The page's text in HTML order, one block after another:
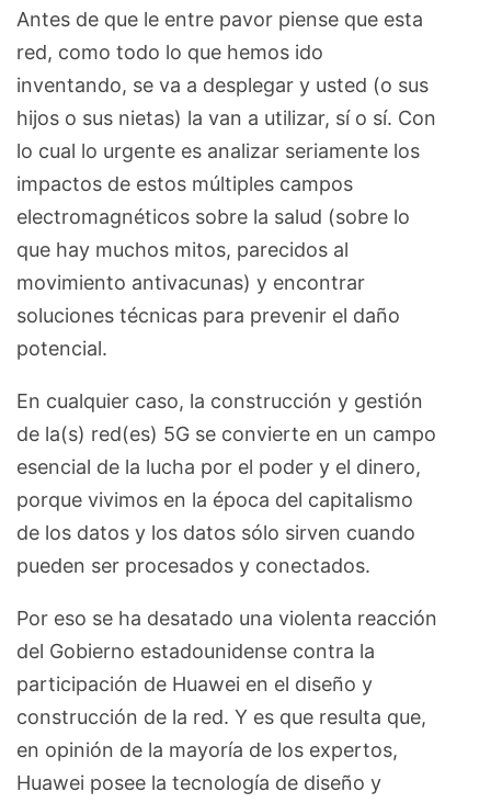
Antes de que le entre pavor piense que esta
red, como todo lo que hemos ido
inventando, se va a desplegar y usted (o sus
hijos o sus nietas) la van a utilizar, sí o sí. Con
lo cual lo ­urgente es analizar seriamente los
impactos de ­estos múltiples campos
electromagnéticos sobre la salud (sobre lo
que hay muchos mitos, parecidos al
movimiento antivacunas) y encontrar
soluciones técnicas para prevenir el daño
potencial.
En cualquier caso, la construcción y gestión
de la(s) red(es) 5G se convierte en un campo
esencial de la lucha por el poder y el dinero,
porque vivimos en la época del capitalismo
de los datos y los datos sólo sirven cuando
pueden ser procesados y conectados.
Por eso se ha desatado una violenta reacción
del Gobierno estadounidense contra la
participación de Huawei en el diseño y
construcción de la red. Y es que resulta que,
en opinión de la mayoría de los expertos,
Huawei posee la tecnología de diseño y